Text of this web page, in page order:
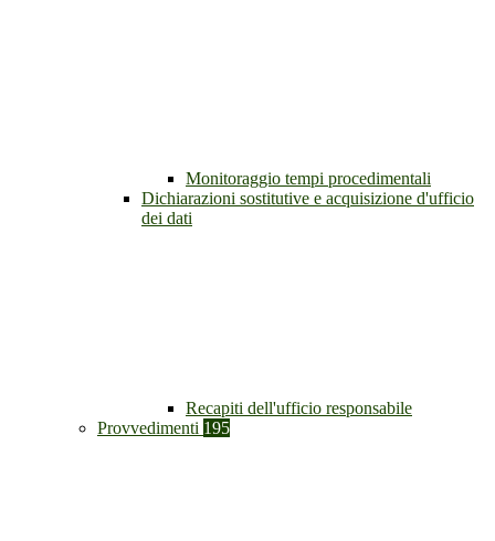
Monitoraggio tempi procedimentali
Dichiarazioni sostitutive e acquisizione d'ufficio
dei dati
Recapiti dell'ufficio responsabile
Provvedimenti 195